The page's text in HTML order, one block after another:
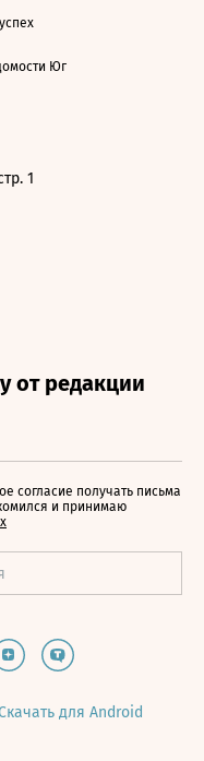
Юг
1
согласие получать письма
и принимаю
для Android